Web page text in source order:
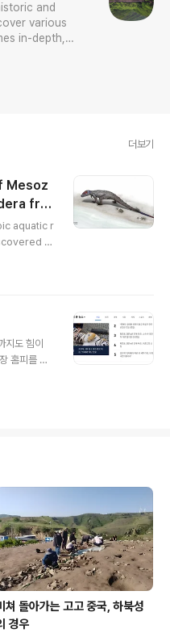
and
various
in-depth,
sense or
더보기
Mesoz
fro
aquatic r
d
ve
sur
지도 힘이
홈피를 보
탄소년단도
그 소식 두
랭이 불알
4년 만에 파
뉴스 황정
협의할 것"
쳐 돌아가는 고고 중국, 하북성
경우